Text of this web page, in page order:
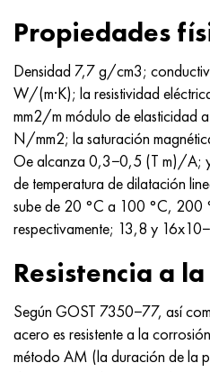
Propiedades
Densidad 7,7 g/cm3;
W/(m·K); la resistividad
mm2/m módulo de elasticidad
N/mm2; la saturación
Oe alcanza 0,3−0,5 (T m)/A;
de temperatura de dilatación
sube de 20 °C a 100 °C, 200
respectivamente; 13,8 y
Resistencia a
Según GOST 7350−77, así
acero es resistente a la
método AM (la duración de la